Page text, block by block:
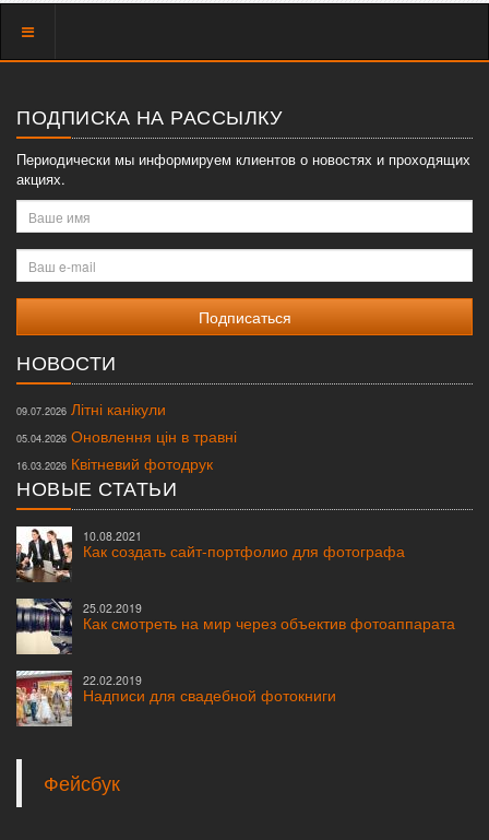
Показать
ПОДПИСКА НА РАССЫЛКУ
Периодически мы информируем клиентов о новостях и проходящих
акциях.
Ваше
имя
Ваш
e-
mail
НОВОСТИ
09.07.2026 Літні канікули
05.04.2026 Оновлення цін в травні
16.03.2026 Квітневий фотодрук
НОВЫЕ СТАТЬИ
10.08.2021
Как создать сайт-портфолио для фотографа
25.02.2019
Как смотреть на мир через объектив фотоаппарата
22.02.2019
Надписи для свадебной фотокниги
Фейсбук